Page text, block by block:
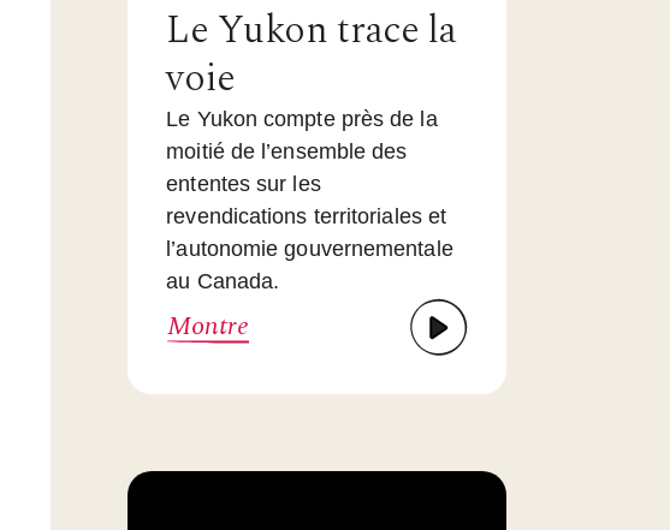
Le Yukon trace la
voie
Le Yukon compte près de la
moitié de l’ensemble des
ententes sur les
revendications territoriales et
l’autonomie gouvernementale
au Canada.
Montre